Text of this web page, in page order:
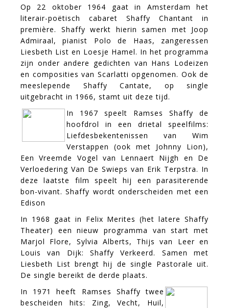
Op 22 oktober 1964 gaat in Amsterdam het
literair-poëtisch cabaret Shaffy Chantant in
première. Shaffy werkt hierin samen met Joop
Admiraal, pianist Polo de Haas, zangeressen
Liesbeth List en Loesje Hamel. In het programma
zijn onder andere gedichten van Hans Lodeizen
en composities van Scarlatti opgenomen. Ook de
meeslepende Shaffy Cantate, op single
uitgebracht in 1966, stamt uit deze tijd.
In 1967 speelt Ramses Shaffy de
hoofdrol in een drietal speelfilms:
Liefdesbekentenissen van Wim
Verstappen (ook met Johnny Lion),
Een Vreemde Vogel van Lennaert Nijgh en De
Verloedering Van De Swieps van Erik Terpstra. In
deze laatste film speelt hij een parasiterende
bon-vivant. Shaffy wordt onderscheiden met een
Edison
In 1968 gaat in Felix Merites (het latere Shaffy
Theater) een nieuw programma van start met
Marjol Flore, Sylvia Alberts, Thijs van Leer en
Louis van Dijk: Shaffy Verkeerd. Samen met
Liesbeth List brengt hij de single Pastorale uit.
De single bereikt de derde plaats.
In 1971 heeft Ramses Shaffy twee
bescheiden hits: Zing, Vecht, Huil,